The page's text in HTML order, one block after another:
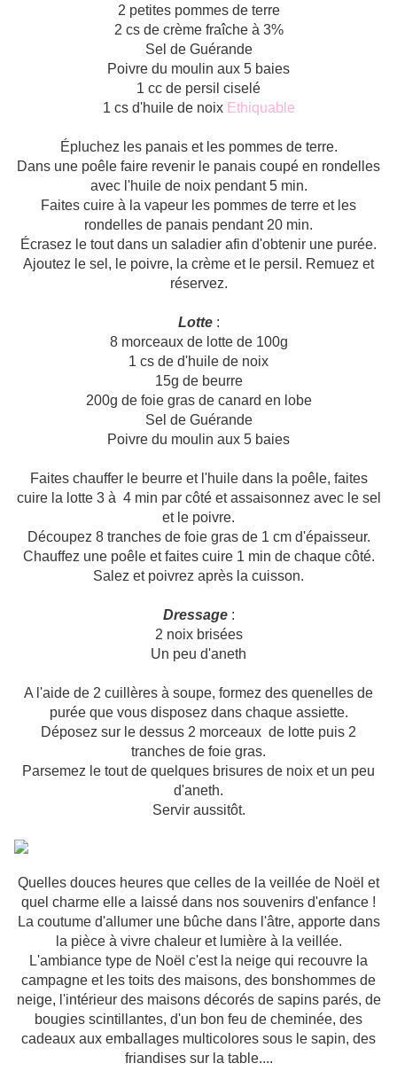
2 petites pommes de terre
2 cs de crème fraîche à 3%
Sel de Guérande
Poivre du moulin aux 5 baies
1 cc de persil ciselé
1 cs d'huile de noix Ethiquable
Épluchez les panais et les pommes de terre.
Dans une poêle faire revenir le panais coupé en rondelles
avec l'huile de noix pendant 5 min.
Faites cuire à la vapeur les pommes de terre et les
rondelles de panais pendant 20 min.
Écrasez le tout dans un saladier afin d'obtenir une purée.
Ajoutez le sel, le poivre, la crème et le persil. Remuez et
réservez.
Lotte:
8 morceaux de lotte de 100g
1 cs de d'huile de noix
15g de beurre
200g de foie gras de canard en lobe
Sel de Guérande
Poivre du moulin aux 5 baies
Faites chauffer le beurre et l'huile dans la poêle, faites
cuire la lotte 3 à 4 min par côté et assaisonnez avec le sel
et le poivre.
Découpez 8 tranches de foie gras de 1 cm d'épaisseur.
Chauffez une poêle et faites cuire 1 min de chaque côté.
Salez et poivrez après la cuisson.
Dressage:
2 noix brisées
Un peu d'aneth
A l'aide de 2 cuillères à soupe, formez des quenelles de
purée que vous disposez dans chaque assiette.
Déposez sur le dessus 2 morceaux de lotte puis 2
tranches de foie gras.
Parsemez le tout de quelques brisures de noix et un peu
d'aneth.
Servir aussitôt.
Quelles douces heures que celles de la veillée de Noël et
quel charme elle a laissé dans nos souvenirs d'enfance !
La coutume d'allumer une bûche dans l'âtre, apporte dans
la pièce à vivre chaleur et lumière à la veillée.
L'ambiance type de Noël c'est la neige qui recouvre la
campagne et les toits des maisons, des bonshommes de
neige, l'intérieur des maisons décorés de sapins parés, de
bougies scintillantes, d'un bon feu de cheminée, des
cadeaux aux emballages multicolores sous le sapin, des
friandises sur la table....